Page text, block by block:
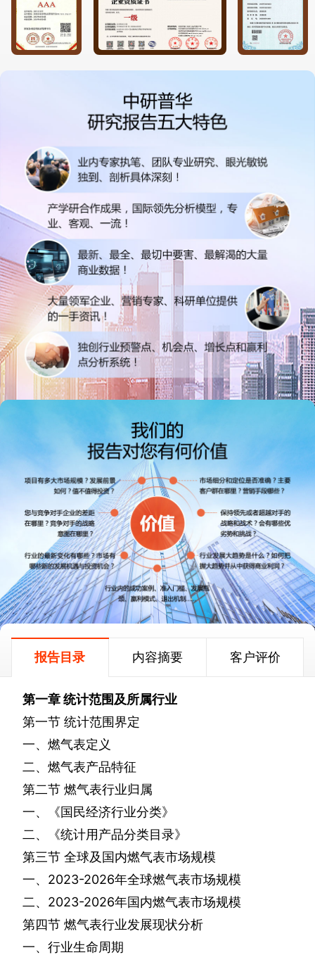
报告目录 内容摘要 客户评价
第一章统计范围及所属行业
第一节 统计范围界定
一、燃气表定义
二、燃气表产品特征
第二节 燃气表行业归属
一、《国民经济行业分类》
二、《统计用产品分类目录》
第三节 全球及国内燃气表市场规模
一、 2023-2026年全球燃气表市场规模
二、 2023-2026年国内燃气表市场规模
第四节 燃气表行业发展现状分析
一、行业生命周期